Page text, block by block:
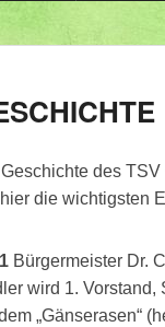
des
die wichtigsten
Bürgermeister Dr.
wird 1.
„Gänserasen“